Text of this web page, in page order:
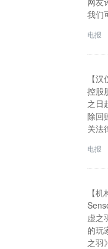
我们
后，
电报
【
控股
之日
除回
关法
起15
电报
【
虚之
的玩
之羽